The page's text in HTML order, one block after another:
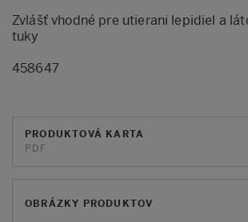
Zvlášť vhodné pre utierani lepidiel a
tuky
458647
PRODUKTOVÁ KARTA
PDF
OBRÁZKY PRODUKTOV